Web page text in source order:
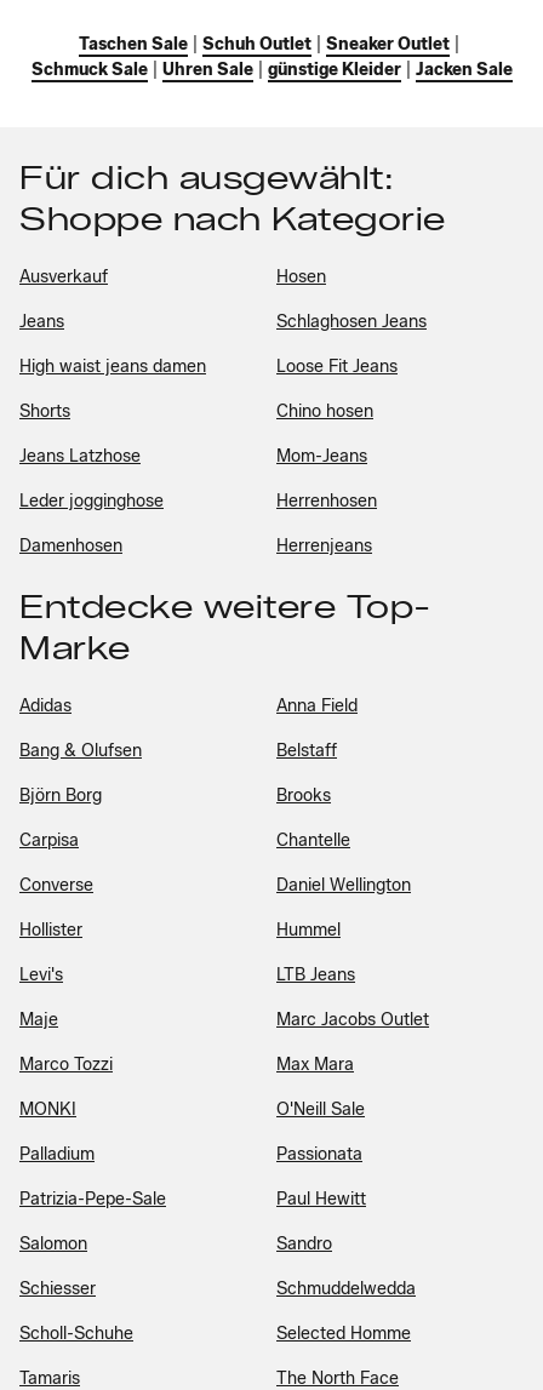
Taschen Sale Schuh Outlet Sneaker Outlet
Schmuck Sale| Uhren Sale| günstige Kleider| Jacken Sale
Für dich ausgewählt:
Shoppe nach Kategorie
Ausverkauf Hosen
Jeans Schlaghosen Jeans
High waist jeans damen Loose Fit Jeans
Shorts Chino hosen
Jeans Latzhose Mom-Jeans
Leder jogginghose Herrenhosen
Damenhosen Herrenjeans
Entdecke weitere Top-
Marke
Adidas Anna Field
Bang & Olufsen Belstaff
Björn Borg Brooks
Carpisa Chantelle
Converse Daniel Wellington
Hollister Hummel
Levi's LTB Jeans
Maje Marc Jacobs Outlet
Marco Tozzi Max Mara
MONKI O'Neill Sale
Palladium Passionata
Patrizia-Pepe-Sale Paul Hewitt
Salomon Sandro
Schiesser Schmuddelwedda
Scholl-Schuhe Selected Homme
Tamaris The North Face